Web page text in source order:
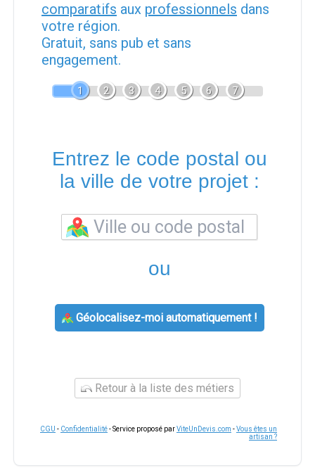
comparatifs aux professionnels dans
votre région.
Gratuit, sans pub et sans
engagement.
1 2 3 4 5 6 7
Entrez le code postal ou
la ville de votre projet :
ou
Géolocalisez-moi automatiquement !
Retour à la liste des métiers
CGU - Confidentialité- Service proposé parViteUnDevis.com -Vous êtes un
artisan ?